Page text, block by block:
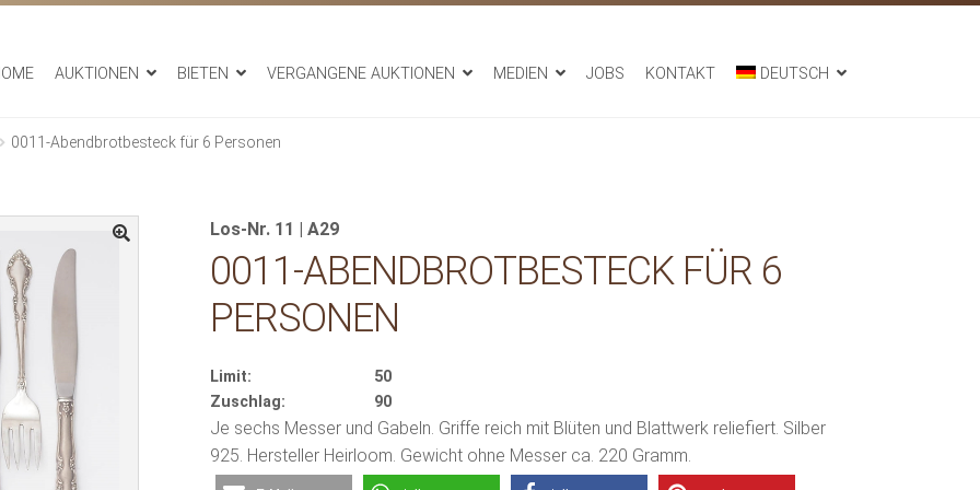
AUKTIONEN BIETEN VERGANGENE AUKTIONEN MEDIEN JOBS KONTAKT DEUTSCH
0011-Abendbrotbesteck für 6 Personen
Los-Nr. 11 | A29
0011-ABENDBROTBESTECK FÜR 6
PERSONEN
Limit:
50
Zuschlag:
90
Je sechs Messer und Gabeln. Griffe reich mit Blüten und Blattwerk reliefiert. Silber
925. Hersteller Heirloom. Gewicht ohne Messer ca. 220 Gramm.